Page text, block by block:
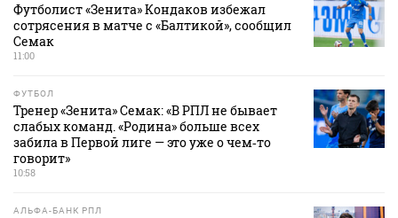
Футболист «Зенита» Кондаков избежал
сотрясения в матче с «Балтикой», сообщил
Семак
11:00
ФУТБОЛ
Тренер «Зенита» Семак: «В РПЛ не бывает
слабых команд. «Родина» больше всех
забила в Первой лиге — это уже о чем‑то
говорит»
10:58
АЛЬФА-БАНК РПЛ